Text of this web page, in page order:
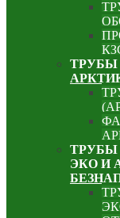
ТРУБЫ
ТРУБЫ
ЭКО И